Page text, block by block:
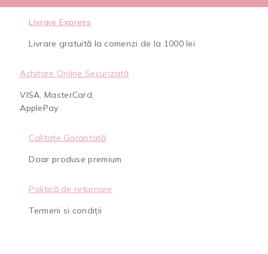
Livrare Express
Livrare gratuită la comenzi de la 1000 lei
Achitare Online Securizată
VISA, MasterCard,
ApplePay
Calitate Garantată
Doar produse premium
Politică de returnare
Termeni si condiții